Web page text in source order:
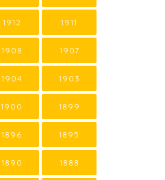
1912 1911
1908 1907
1904 1903
1900 1899
1896 1895
1890 1888